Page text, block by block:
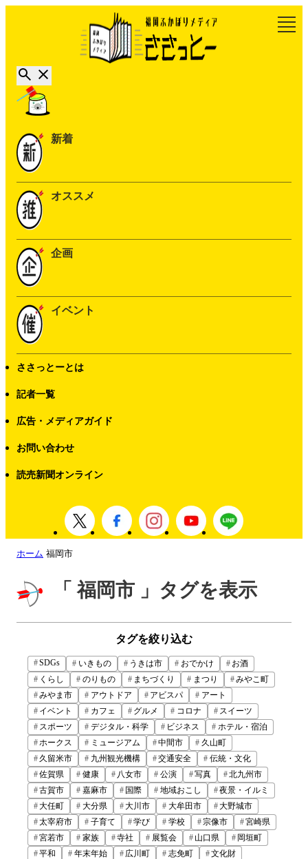
新着
オススメ
企画
イベント
ささっとーとは
記者一覧
広告・メディアガイド
お問い合わせ
読売新聞オンライン
ホーム 福岡市
「 福岡市 」タグを表示
タグを絞り込む
SDGs いきもの うきは市 おでかけ
お酒
くらし
のりもの まちづくり まつり
みやこ町
みやま市
アウトドア アビスパ
アート
イベント
カフェ グルメ コロナ
スイーツ
スポーツ
デジタル・科学 ビジネス
ホテル・宿泊
ホークス
ミュージアム 中間市
久山町
久留米市
九州観光機構 交通安全
伝統・文化
佐賀県
健康 八女市 公演 写真
北九州市
古賀市
嘉麻市 国際 地域おこし
夜景・イルミ
大任町
大分県 大川市 大牟田市
大野城市
太宰府市
子育て 学び 学校 宗像市
宮崎県
宮若市
家族 寺社 展覧会 山口県
岡垣町
平和
年末年始 広川町 志免町
文化財